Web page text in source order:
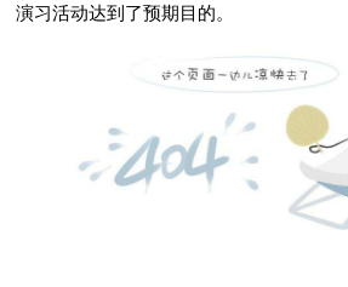
演习活动达到了预期目的。